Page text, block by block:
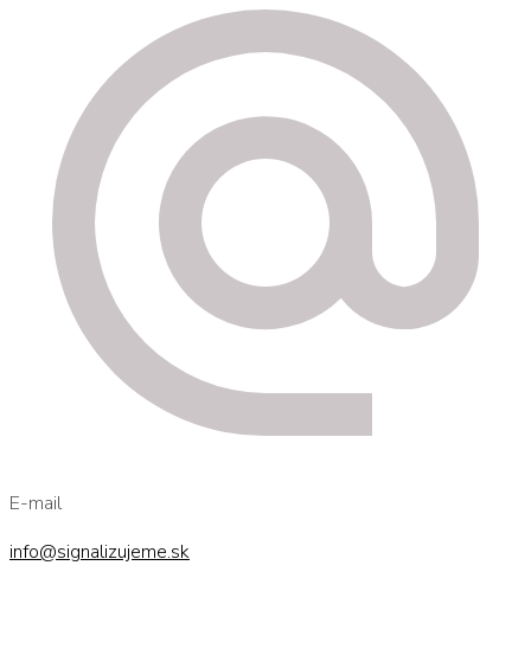
E-mail
info@signalizujeme.sk